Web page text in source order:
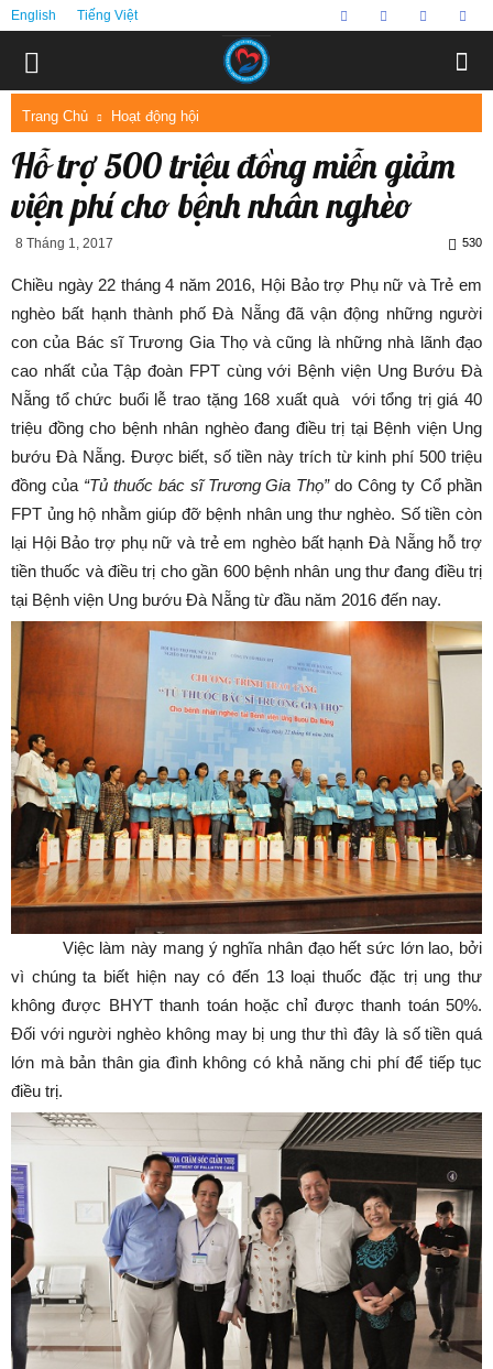
English Tiếng Việt
Trang Chủ Hoạt động hội
Hỗ trợ 500 triệu đồng miễn giảm
viện phí cho bệnh nhân nghèo
8 Tháng 1, 2017 530
Chiều ngày 22 tháng 4 năm 2016, Hội Bảo trợ Phụ nữ và Trẻ em
nghèo bất hạnh thành phố Đà Nẵng đã vận động những người
con của Bác sĩ Trương Gia Thọ và cũng là những nhà lãnh đạo
cao nhất của Tập đoàn FPT cùng với Bệnh viện Ung Bướu Đà
Nẵng tổ chức buổi lễ trao tặng 168 xuất quà với tổng trị giá 40
triệu đồng cho bệnh nhân nghèo đang điều trị tại Bệnh viện Ung
bướu Đà Nẵng. Được biết, số tiền này trích từ kinh phí 500 triệu
đồng của “Tủ thuốc bác sĩ Trương Gia Thọ”do Công ty Cổ phần
FPT ủng hộ nhằm giúp đỡ bệnh nhân ung thư nghèo. Số tiền còn
lại Hội Bảo trợ phụ nữ và trẻ em nghèo bất hạnh Đà Nẵng hỗ trợ
tiền thuốc và điều trị cho gần 600 bệnh nhân ung thư đang điều trị
tại Bệnh viện Ung bướu Đà Nẵng từ đầu năm 2016 đến nay.
Việc làm này mang ý nghĩa nhân đạo hết sức lớn lao, bởi
vì chúng ta biết hiện nay có đến 13 loại thuốc đặc trị ung thư
không được BHYT thanh toán hoặc chỉ được thanh toán 50%.
Đối với người nghèo không may bị ung thư thì đây là số tiền quá
lớn mà bản thân gia đình không có khả năng chi phí để tiếp tục
điều trị.